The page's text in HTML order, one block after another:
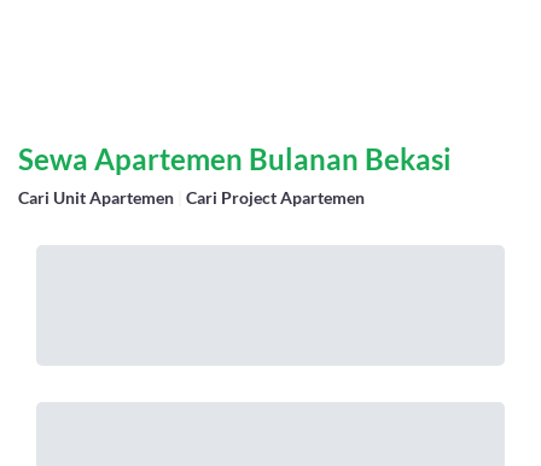
Sewa Apartemen Bulanan Bekasi
Cari Unit Apartemen Cari Project Apartemen